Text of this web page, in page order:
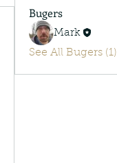
Bugers
Mark
See All Bugers (1)